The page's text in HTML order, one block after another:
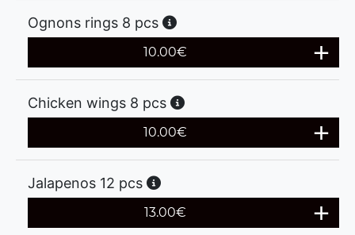
Ognons rings 8 pcs
10.00€
Chicken wings 8 pcs
10.00€
Jalapenos 12 pcs
13.00€